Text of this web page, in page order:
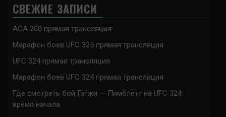
СВЕЖИЕ ЗАПИСИ
ACA 200 прямая трансляция
Марафон боев UFC 325 прямая трансляция
UFC 324 прямая трансляция
Марафон боев UFC 324 прямая трансляция
Где смотреть бой Гэтжи — Пимблетт на UFC 324:
время начала